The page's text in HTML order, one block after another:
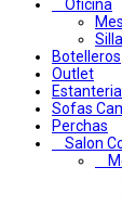
Oficina
Botelleros
Outlet
Sofas
Perchas
Salon